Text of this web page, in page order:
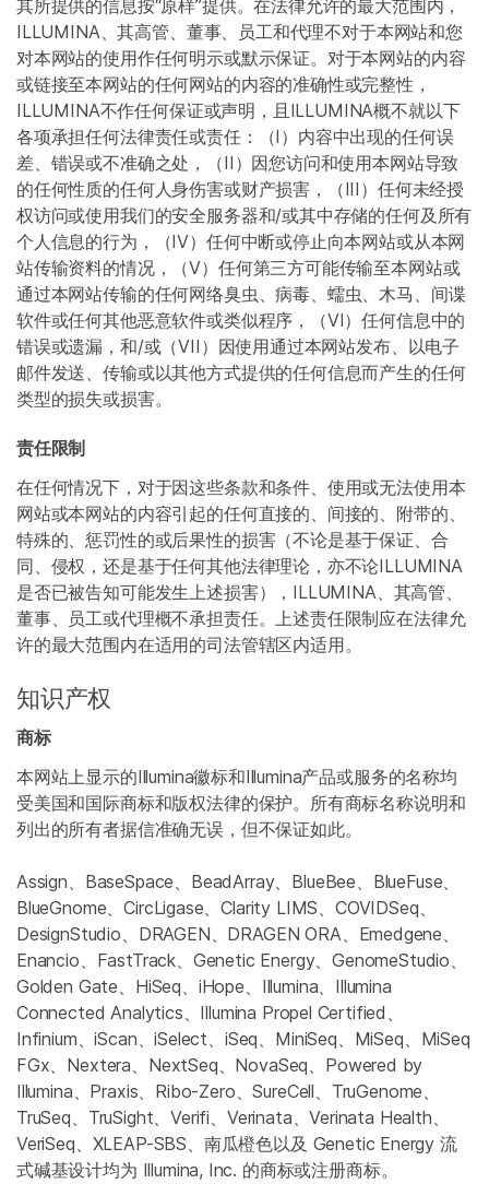
其所提供的信息按“原样”提供。在法律允许的最大范围内，
ILLUMINA、其高管、董事、员工和代理不对于本网站和您
对本网站的使用作任何明示或默示保证。对于本网站的内容
或链接至本网站的任何网站的内容的准确性或完整性，
ILLUMINA不作任何保证或声明，且ILLUMINA概不就以下
各项承担任何法律责任或责任：（I）内容中出现的任何误
差、错误或不准确之处，（II）因您访问和使用本网站导致
的任何性质的任何人身伤害或财产损害，（III）任何未经授
权访问或使用我们的安全服务器和/或其中存储的任何及所有
个人信息的行为，（IV）任何中断或停止向本网站或从本网
站传输资料的情况，（V）任何第三方可能传输至本网站或
通过本网站传输的任何网络臭虫、病毒、蠕虫、木马、间谍
软件或任何其他恶意软件或类似程序，（VI）任何信息中的
错误或遗漏，和/或（VII）因使用通过本网站发布、以电子
邮件发送、传输或以其他方式提供的任何信息而产生的任何
类型的损失或损害。
责任限制
在任何情况下，对于因这些条款和条件、使用或无法使用本
网站或本网站的内容引起的任何直接的、间接的、附带的、
特殊的、惩罚性的或后果性的损害（不论是基于保证、合
同、侵权，还是基于任何其他法律理论，亦不论ILLUMINA
是否已被告知可能发生上述损害），ILLUMINA、其高管、
董事、员工或代理概不承担责任。上述责任限制应在法律允
许的最大范围内在适用的司法管辖区内适用。
知识产权
商标
本网站上显示的Illumina徽标和Illumina产品或服务的名称均
受美国和国际商标和版权法律的保护。所有商标名称说明和
列出的所有者据信准确无误，但不保证如此。
Assign、BaseSpace、BeadArray、BlueBee、BlueFuse、
BlueGnome、CircLigase、Clarity LIMS、COVIDSeq、
DesignStudio、DRAGEN、DRAGEN ORA、Emedgene、
Enancio、FastTrack、Genetic Energy、GenomeStudio、
Golden Gate、HiSeq、iHope、Illumina、Illumina
Connected Analytics、Illumina Propel Certified、
Infinium、iScan、iSelect、iSeq、MiniSeq、MiSeq、MiSeq
FGx、Nextera、NextSeq、NovaSeq、Powered by
Illumina、Praxis、Ribo-Zero、SureCell、TruGenome、
TruSeq、TruSight、Verifi、Verinata、Verinata Health、
VeriSeq、XLEAP-SBS、南瓜橙色以及 Genetic Energy 流
式碱基设计均为 Illumina, Inc. 的商标或注册商标。